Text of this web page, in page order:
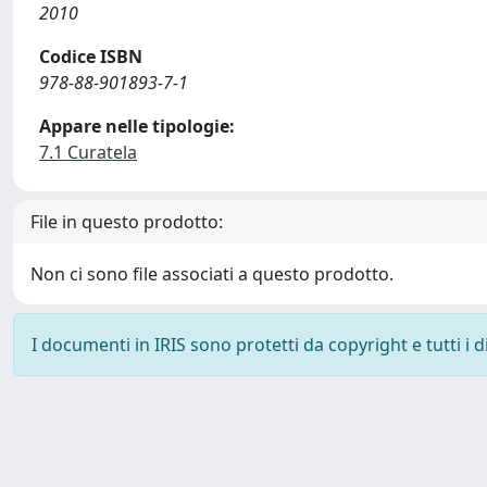
2010
Codice ISBN
978-88-901893-7-1
Appare nelle tipologie:
7.1 Curatela
File in questo prodotto:
Non ci sono file associati a questo prodotto.
I documenti in IRIS sono protetti da copyright e tutti i